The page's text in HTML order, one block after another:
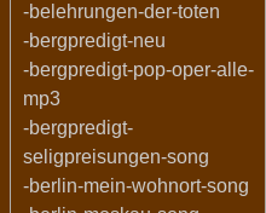
-belehrungen-der-toten
-bergpredigt-neu
-bergpredigt-pop-oper-alle-
mp3
-bergpredigt-
seligpreisungen-song
-berlin-mein-wohnort-song